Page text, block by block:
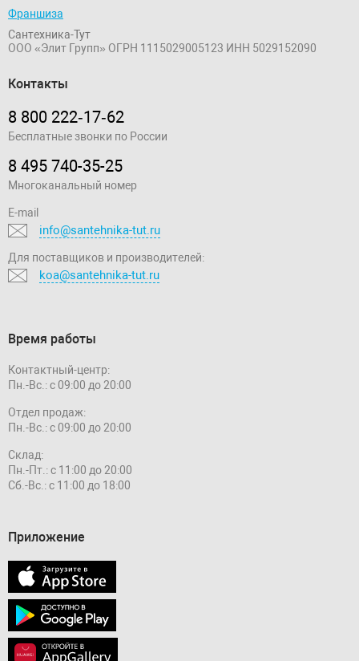
Франшиза
Сантехника-Тут
ООО «Элит Групп» ОГРН 1115029005123 ИНН 5029152090
Контакты
8 800 222‑17‑62
Бесплатные звонки по России
8 495 740-35-25
Многоканальный номер
E-mail
info@santehnika-tut.ru
Для поставщиков и производителей:
koa@santehnika-tut.ru
Время работы
Контактный-центр:
Пн.-Вс.: с 09:00 до 20:00
Отдел продаж:
Пн.-Вс.: с 09:00 до 20:00
Склад:
Пн.-Пт.: с 11:00 до 20:00
Сб.-Вс.: с 11:00 до 18:00
Приложение